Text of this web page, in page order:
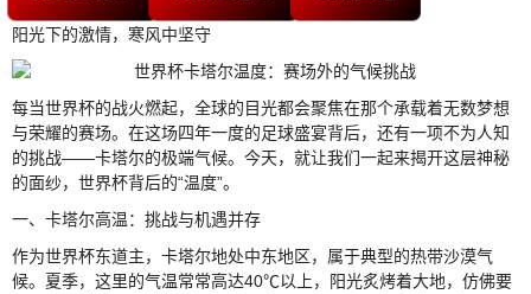
阳光下的激情，寒风中坚守
每当世界杯的战火燃起，全球的目光都会聚焦在那个承载着无数梦想
与荣耀的赛场。在这场四年一度的足球盛宴背后，还有一项不为人知
的挑战——卡塔尔的极端气候。今天，就让我们一起来揭开这层神秘
的面纱，世界杯背后的“温度”。
一、卡塔尔高温：挑战与机遇并存
作为世界杯东道主，卡塔尔地处中东地区，属于典型的热带沙漠气
候。夏季，这里的气温常常高达40℃以上，阳光炙烤着大地，仿佛要